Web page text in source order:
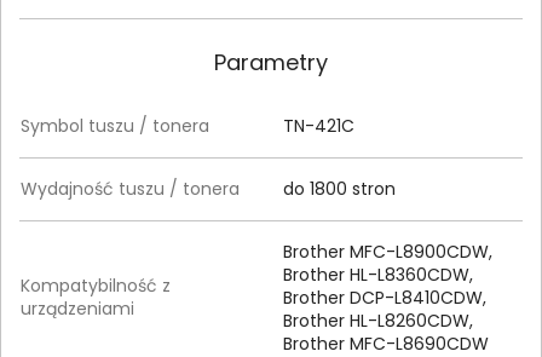
Parametry
Symbol tuszu / tonera TN-421C
Wydajność tuszu / tonera do 1800 stron
Kompatybilność z
urządzeniami
Brother MFC-L8900CDW,
Brother HL-L8360CDW,
Brother DCP-L8410CDW,
Brother HL-L8260CDW,
Brother MFC-L8690CDW